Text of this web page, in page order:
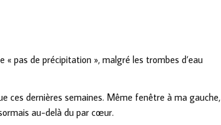
pas de précipitation », malgré les trombes d’eau
ces dernières semaines. Même fenêtre à ma gauche,
au-delà du par cœur.